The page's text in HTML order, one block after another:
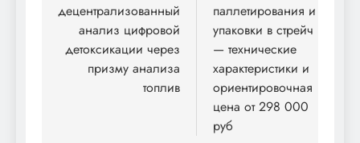
децентрализованный
анализ цифровой
детоксикации через
призму анализа
топлив
паллетирования и
упаковки в стрейч
— технические
характеристики и
ориентировочная
цена от 298 000
руб